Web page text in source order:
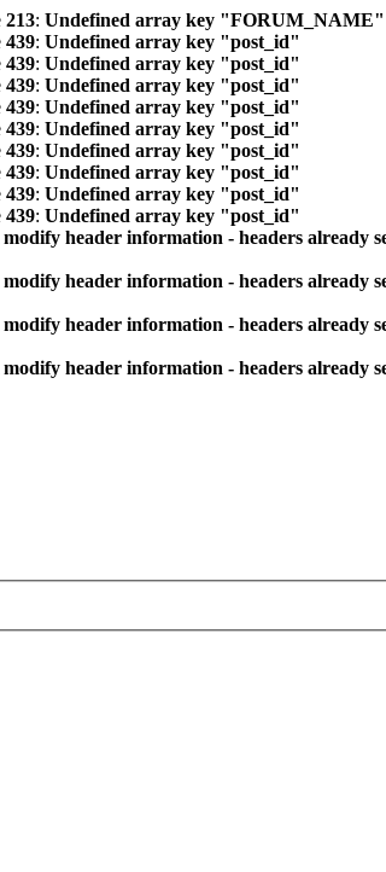
213: Undefined array key "FORUM_NAME"
439: Undefined array key "post_id"
439: Undefined array key "post_id"
439: Undefined array key "post_id"
439: Undefined array key "post_id"
439: Undefined array key "post_id"
439: Undefined array key "post_id"
439: Undefined array key "post_id"
439: Undefined array key "post_id"
439: Undefined array key "post_id"
header information - headers already
header information - headers already
header information - headers already
header information - headers already